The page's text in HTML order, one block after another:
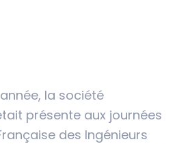
la société
présente aux journées
des Ingénieurs